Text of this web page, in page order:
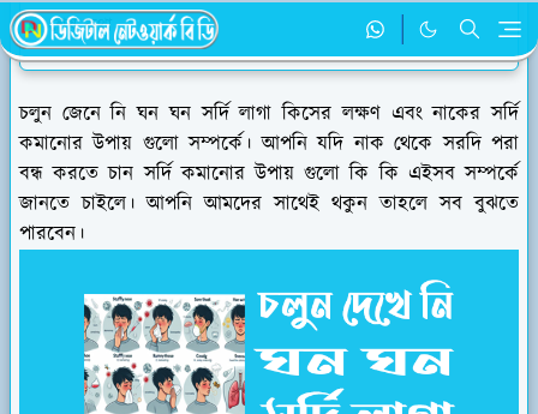
শেষ কথা
চলুন জেনে নি ঘন ঘন সর্দি লাগা কিসের লক্ষণ এবং নাকের সর্দি
কমানোর উপায় গুলো সম্পর্কে। আপনি যদি নাক থেকে সরদি পরা
বন্ধ করতে চান সর্দি কমানোর উপায় গুলো কি কি এইসব সম্পর্কে
জানতে চাইলে। আপনি আমদের সাথেই থকুন তাহলে সব বুঝতে
পারবেন।